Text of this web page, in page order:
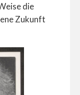
die
Zukunft